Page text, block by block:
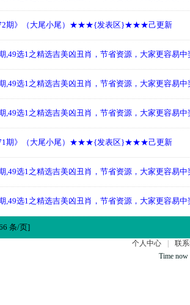
期》（大尾小尾）★★★{发表区}★★★己更新
,49选1之精选吉美凶丑肖，节省资源，大家更容易
,49选1之精选吉美凶丑肖，节省资源，大家更容易
,49选1之精选吉美凶丑肖，节省资源，大家更容易
期》（大尾小尾）★★★{发表区}★★★己更新
,49选1之精选吉美凶丑肖，节省资源，大家更容易
,49选1之精选吉美凶丑肖，节省资源，大家更容易
条/页]
个人中心
联
Time now